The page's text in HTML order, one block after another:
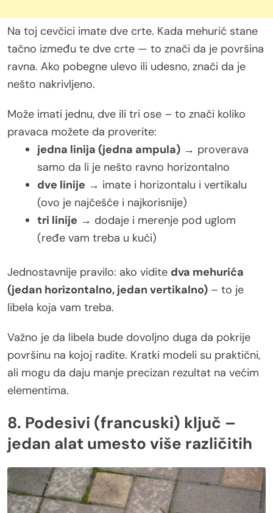
Na toj cevčici imate dve crte. Kada mehurić stane
tačno između te dve crte — to znači da je površina
ravna. Ako pobegne ulevo ili udesno, znači da je
nešto nakrivljeno.
Može imati jednu, dve ili tri ose – to znači koliko
pravaca možete da proverite:
jedna linija (jedna ampula) → proverava
samo da li je nešto ravno horizontalno
dve linije → imate i horizontalu i vertikalu
(ovo je najčešće i najkorisnije)
tri linije → dodaje i merenje pod uglom
(ređe vam treba u kući)
Jednostavnije pravilo: ako vidite dva mehurića
(jedan horizontalno, jedan vertikalno) – to je
libela koja vam treba.
Važno je da libela bude dovoljno duga da pokrije
površinu na kojoj radite. Kratki modeli su praktični,
ali mogu da daju manje precizan rezultat na većim
elementima.
8. Podesivi (francuski) ključ –
jedan alat umesto više različitih